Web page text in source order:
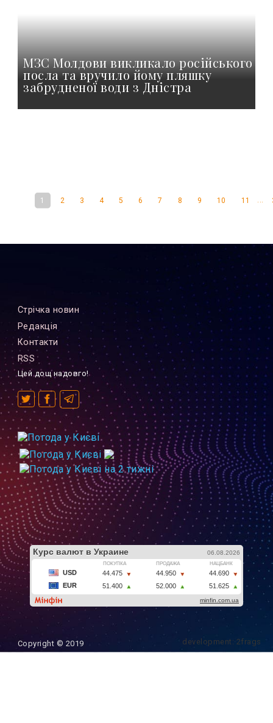
МЗС Молдови викликало російського
посла та вручило йому пляшку
забрудненої води з Дністра
1 2 3 4 5 6 7 8 9 10 11 ...
Стрiчка новин
Редакцiя
Контакти
RSS
Цей дощ надовго!
Copyright © 2019 development: 2frags